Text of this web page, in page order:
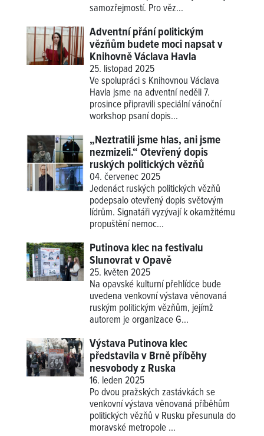
samozřejmostí. Pro věz...
Adventní přání politickým
vězňům budete moci napsat v
Knihovně Václava Havla
25. listopad 2025
Ve spolupráci s Knihovnou Václava
Havla jsme na adventní neděli 7.
prosince připravili speciální vánoční
workshop psaní dopis...
„Neztratili jsme hlas, ani jsme
nezmizeli.“ Otevřený dopis
ruských politických vězňů
04. červenec 2025
Jedenáct ruských politických vězňů
podepsalo otevřený dopis světovým
lídrům. Signatáři vyzývají k okamžitému
propuštění nemoc...
Putinova klec na festivalu
Slunovrat v Opavě
25. květen 2025
Na opavské kulturní přehlídce bude
uvedena venkovní výstava věnovaná
ruským politickým vězňům, jejímž
autorem je organizace G...
Výstava Putinova klec
představila v Brně příběhy
nesvobody z Ruska
16. leden 2025
Po dvou pražských zastávkách se
venkovní výstava věnovaná příběhům
politických vězňů v Rusku přesunula do
moravské metropole ...